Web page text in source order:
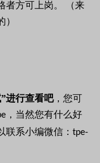
方可上岗。
（来
进行查看吧，您可
，当然您有什么好
联系小编微信： tpe-